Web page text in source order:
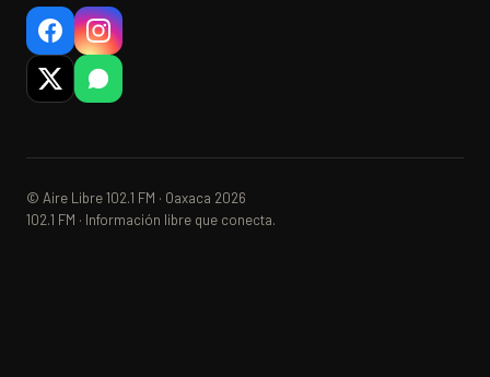
© Aire Libre 102.1 FM · Oaxaca 2026
102.1 FM · Información libre que conecta.